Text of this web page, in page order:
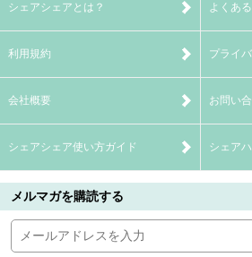
シェアシェアとは？ よくあ
利用規約 プライ
会社概要 お問い
シェアシェア使い方ガイド シェア
メルマガを購読する